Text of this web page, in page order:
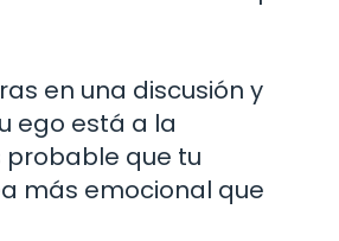
en una discusión y
ego está a la
probable que tu
más emocional que